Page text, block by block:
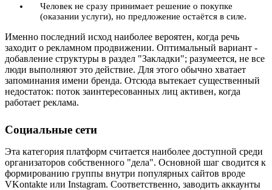
Человек не сразу принимает решение о покупке
(оказании услуги), но предложение остаётся в силе.
Именно последний исход наиболее вероятен, когда речь
заходит о рекламном продвижении. Оптимальный вариант -
добавление структуры в раздел "Закладки"; разумеется, не все
люди выполняют это действие. Для этого обычно хватает
запоминания имени бренда. Отсюда вытекает существенный
недостаток: поток заинтересованных лиц активен, когда
работает реклама.
Социальные сети
Эта категория платформ считается наиболее доступной среди
организаторов собственного "дела". Основной шаг сводится к
формированию группы внутри популярных сайтов вроде
VKontakte или Instagram. Соответственно, заводить аккаунты